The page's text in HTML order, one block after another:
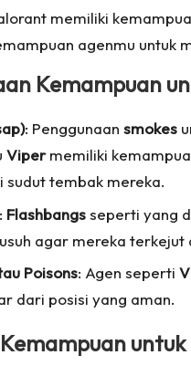
memiliki
agenmu untuk
Kemampuan
: Penggunaan smokes
Vipermemiliki
sudut tembak mereka.
: Flashbangsseperti yang
agar mereka terkejut
Poisons: Agen seperti
dari posisi yang aman.